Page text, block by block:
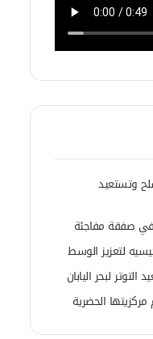
وتستعيد
في صفقة مفاجئة
لتعزيز الوسط
لبحر اليابان
الحضرية